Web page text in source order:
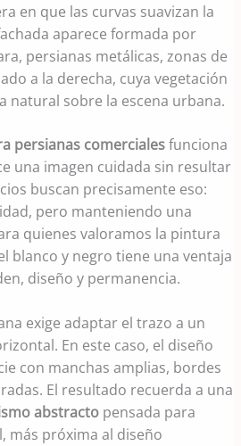
en que las curvas suavizan la
aparece formada por
persianas metálicas, zonas de
a la derecha, cuya vegetación
natural sobre la escena urbana.
persianas comercialesfunciona
una imagen cuidada sin resultar
buscan precisamente eso:
pero manteniendo una
quienes valoramos la pintura
blanco y negro tiene una ventaja
diseño y permanencia.
exige adaptar el trazo a un
En este caso, el diseño
con manchas amplias, bordes
El resultado recuerda a una
abstracto pensada para
más próxima al diseño